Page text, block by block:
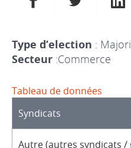
Type d’election :
Secteur :Commerce
Tableau de données
Syndicats
Autre (autres syndicats